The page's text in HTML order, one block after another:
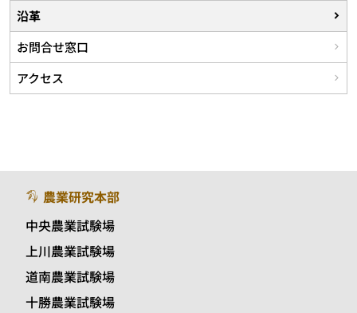
沿革
お問合せ窓口
アクセス
農業研究本部
中央農業試験場
上川農業試験場
道南農業試験場
十勝農業試験場